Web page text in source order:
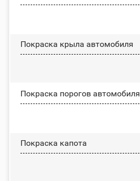
Покраска крыла автомобиля
Покраска порогов автомобиля
Покраска капота